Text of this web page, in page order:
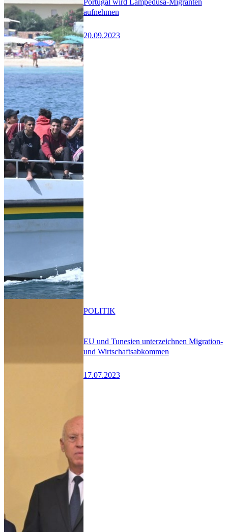
Portugal wird Lampedusa-Migranten
aufnehmen
20.09.2023
EU und Tunesien unterzeichnen Migration-
und Wirtschaftsabkommen
17.07.2023
POLITIK